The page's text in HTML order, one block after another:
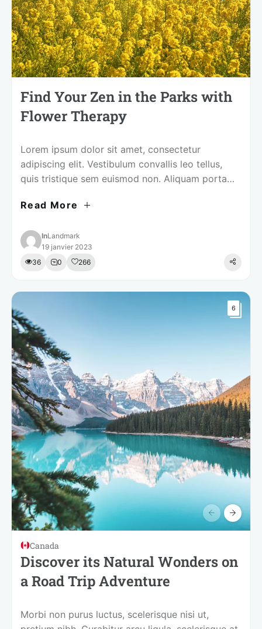
Find Your Zen in the Parks with
Flower Therapy
Lorem ipsum dolor sit amet, consectetur
adipiscing elit. Vestibulum convallis leo tellus,
quis tristique sem euismod non. Aliquam porta
lacus. Pellentesque maximus urna sed
dignissim ipsum. Tips for Visiting Integer at
lobortis nisi. Fusce porta tempus justo at congue.
Integer quis nisi …
Read More
InLandmark
19 janvier 2023
36
0 266
5
Canada
Discover its Natural Wonders on
a Road Trip Adventure
Morbi non purus luctus, scelerisque nisi ut,